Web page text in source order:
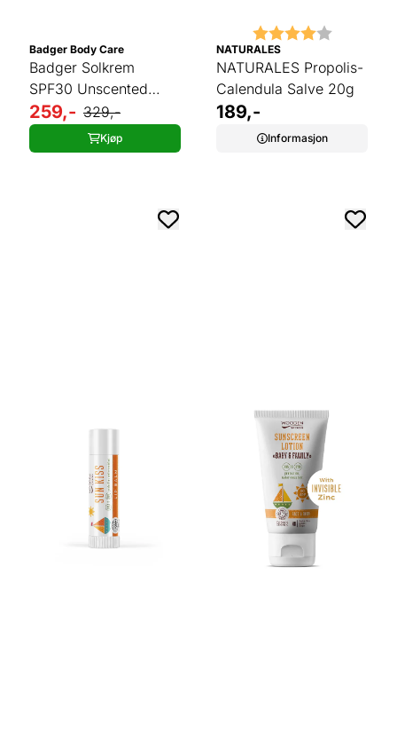
Badger Body Care
Badger Solkrem
SPF30 Unscented
Clear 87 ml
259,- 329,-
Kjøp
Karakter: 4.0 av 5
NATURALES
NATURALES Propolis-
Calendula Salve 20g
189,-
Informasjon